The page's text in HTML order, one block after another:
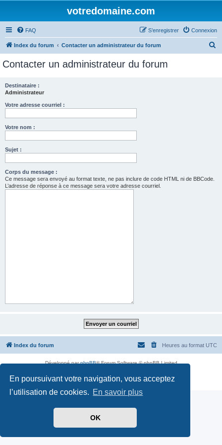
En poursuivant votre navigation, vous acceptez
l’utilisation de cookies. En savoir plus
OK
votredomaine.com
FAQ Connexion
S’enregistrer
Index du forum Contacter un administrateur du forum
Contacter un administrateur du forum
Destinataire :
Administrateur
Votre adresse courriel :
Votre nom :
Sujet :
Corps du message :
Ce message sera envoyé au format texte, ne pas inclure de code HTML ni de BBCode.
L’adresse de réponse à ce message sera votre adresse courriel.
Index du forum Heures au format UTC
Développé parphpBB® Forum Software © phpBB Limited
Confidentialité| Conditions